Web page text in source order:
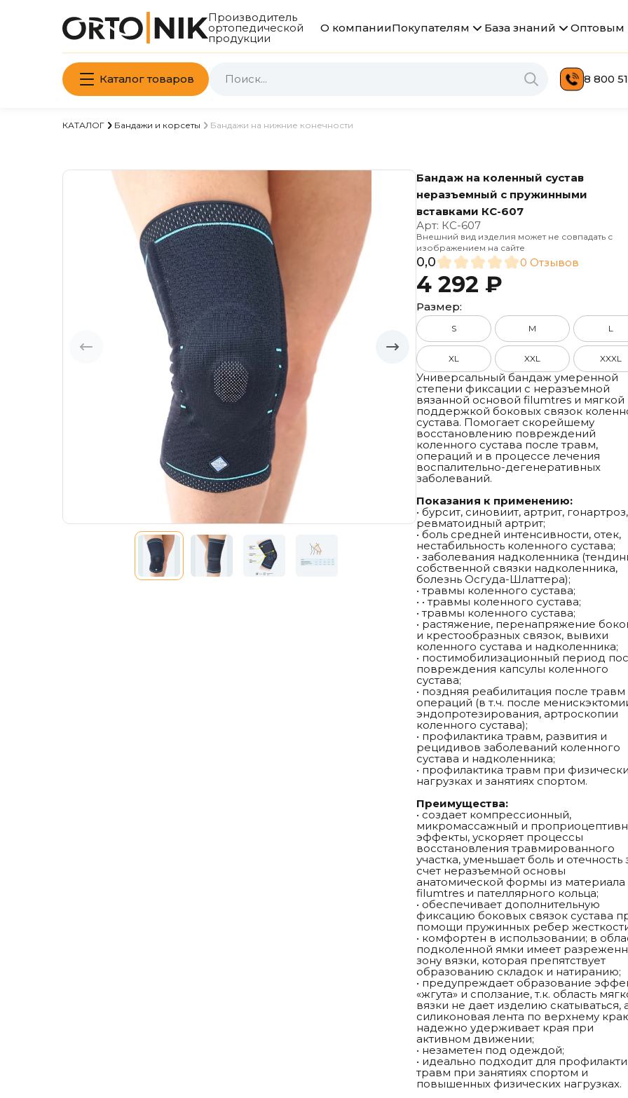
Производитель
ортопедической
продукции
О компанииПокупателям База знаний Оптовым
Каталог товаров 8 800
КАТАЛОГ Бандажи и корсеты Бандажи на нижние конечности
Бандаж на коленный сустав
неразъемный с пружинными
вставками КС-607
Арт: КС-607
Внешний вид изделия может не совпадать с
изображением на сайте
0,0 0 Отзывов
4 292 ₽
Размер:
S M L
XL XXL XXXL
Универсальный бандаж умеренной
степени фиксации с неразъемной
вязанной основой filumtres и мягкой
поддержкой боковых связок
сустава. Помогает скорейшему
восстановлению повреждений
коленного сустава после травм,
операций и в процессе лечения
воспалительно-дегенеративных
заболеваний.
Показания к применению:
• бурсит, синовиит, артрит, гонартроз,
ревматоидный артрит;
• боль средней интенсивности, отек,
нестабильность коленного сустава;
• заболевания надколенника
собственной связки надколенника,
болезнь Осгуда-Шлаттера);
• травмы коленного сустава;
• • травмы коленного сустава;
• травмы коленного сустава;
• растяжение, перенапряжение
и крестообразных связок, вывихи
коленного сустава и надколенника;
• постимобилизационный период
повреждения капсулы коленного
сустава;
• поздняя реабилитация после травм
операций (в т.ч. после
эндопротезирования, артроскопии
коленного сустава);
• профилактика травм, развития и
рецидивов заболеваний коленного
сустава и надколенника;
• профилактика травм при
нагрузках и занятиях спортом.
Преимущества:
• создает компрессионный,
микромассажный и
эффекты, ускоряет процессы
восстановления травмированного
участка, уменьшает боль и отечность
счет неразъемной основы
анатомической формы из материала
filumtres и пателлярного кольца;
• обеспечивает дополнительную
фиксацию боковых связок сустава
помощи пружинных ребер
• комфортен в использовании; в
подколенной ямки имеет
зону вязки, которая препятствует
образованию складок и натиранию;
• предупреждает образование
«жгута» и сползание, т.к. область
вязки не дает изделию скатываться,
силиконовая лента по верхнему
надежно удерживает края при
активном движении;
• незаметен под одеждой;
• идеально подходит для
травм при занятиях спортом и
повышенных физических нагрузках.